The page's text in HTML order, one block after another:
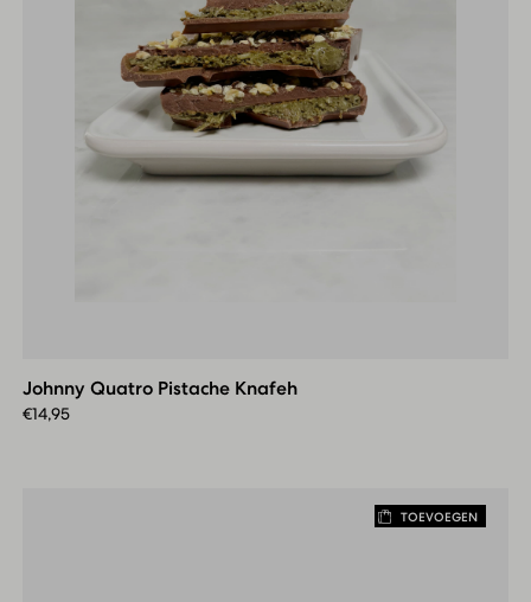
Knafeh
Johnny Quatro Pistache Knafeh
€14,95
TOEVOEGEN